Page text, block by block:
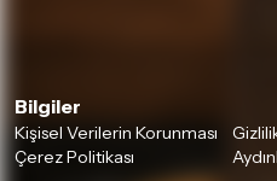
Bilgiler
Kişisel Verilerin Korunması
Çerez Politikası